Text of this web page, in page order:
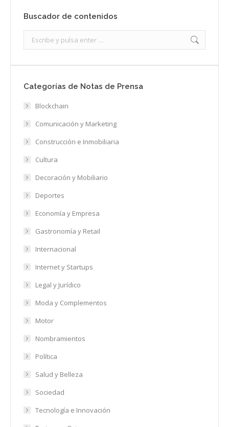
Buscador de contenidos
Categorías de Notas de Prensa
Blockchain
Comunicación y Marketing
Construcción e Inmobiliaria
Cultura
Decoración y Mobiliario
Deportes
Economía y Empresa
Gastronomía y Retail
Internacional
Internet y Startups
Legal y Jurídico
Moda y Complementos
Motor
Nombramientos
Política
Salud y Belleza
Sociedad
Tecnología e Innovación